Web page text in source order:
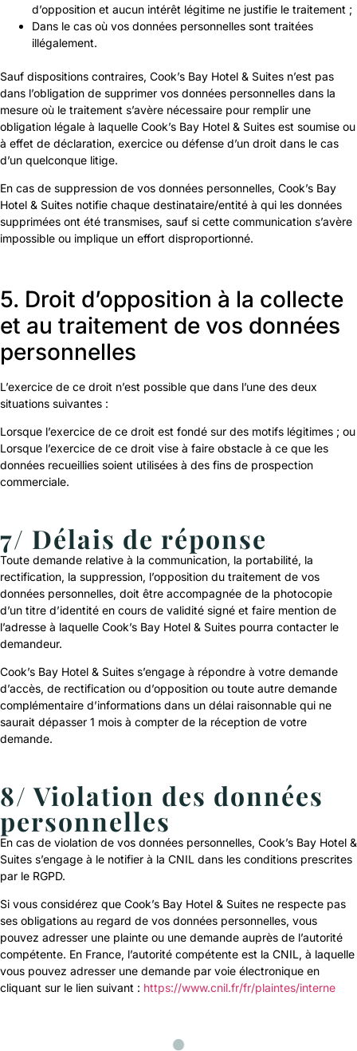
d’opposition et aucun intérêt légitime ne justifie le traitement ;
Dans le cas où vos données personnelles sont traitées
illégalement.
Sauf dispositions contraires, Cook’s Bay Hotel & Suites n’est pas
dans l’obligation de supprimer vos données personnelles dans la
mesure où le traitement s’avère nécessaire pour remplir une
obligation légale à laquelle Cook’s Bay Hotel & Suites est soumise ou
à effet de déclaration, exercice ou défense d’un droit dans le cas
d’un quelconque litige.
En cas de suppression de vos données personnelles, Cook’s Bay
Hotel & Suites notifie chaque destinataire/entité à qui les données
supprimées ont été transmises, sauf si cette communication s’avère
impossible ou implique un effort disproportionné.
5. Droit d’opposition à la collecte
et au traitement de vos données
personnelles
L’exercice de ce droit n’est possible que dans l’une des deux
situations suivantes :
Lorsque l’exercice de ce droit est fondé sur des motifs légitimes ; ou
Lorsque l’exercice de ce droit vise à faire obstacle à ce que les
données recueillies soient utilisées à des fins de prospection
commerciale.
7/ Délais de réponse
Toute demande relative à la communication, la portabilité, la
rectification, la suppression, l’opposition du traitement de vos
données personnelles, doit être accompagnée de la photocopie
d’un titre d’identité en cours de validité signé et faire mention de
l’adresse à laquelle Cook’s Bay Hotel & Suites pourra contacter le
demandeur.
Cook’s Bay Hotel & Suites s’engage à répondre à votre demande
d’accès, de rectification ou d’opposition ou toute autre demande
complémentaire d’informations dans un délai raisonnable qui ne
saurait dépasser 1 mois à compter de la réception de votre
demande.
8/ Violation des données
personnelles
En cas de violation de vos données personnelles, Cook’s Bay Hotel &
Suites s’engage à le notifier à la CNIL dans les conditions prescrites
par le RGPD.
Si vous considérez que Cook’s Bay Hotel & Suites ne respecte pas
ses obligations au regard de vos données personnelles, vous
pouvez adresser une plainte ou une demande auprès de l’autorité
compétente. En France, l’autorité compétente est la CNIL, à laquelle
vous pouvez adresser une demande par voie électronique en
cliquant sur le lien suivant : https://www.cnil.fr/fr/plaintes/interne